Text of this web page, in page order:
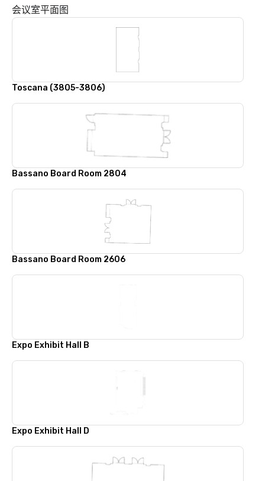
会议室平面图
Toscana (3805-3806)
Bassano Board Room 2804
Bassano Board Room 2606
Expo Exhibit Hall B
Expo Exhibit Hall D